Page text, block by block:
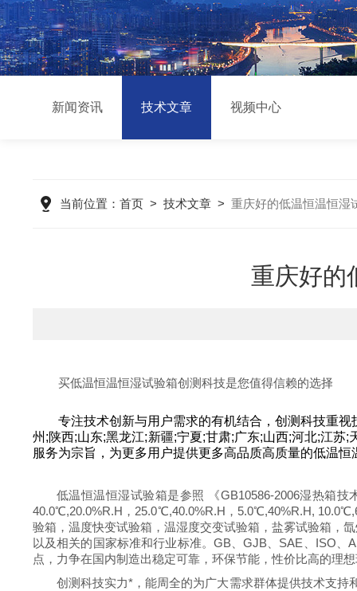
新闻资讯 技术文章 视频中心
当前位置： 首页> 技术文章> 重庆好的低温恒温恒湿
重庆好的
买低温恒温恒湿试验箱创测科技是您值得信赖的选择
专注技术创新与用户需求的有机结合，创测科技重
州;陕西;山东;黑龙江;新疆;宁夏;甘肃;广东;山西;河北;江
服务为宗旨，为更多用户提供更多高品质高质量的低温恒
低温恒温恒湿试验箱是参照 《GB10586-2006湿热箱
40.0℃,20.0%R.H，25.0℃,40.0%R.H，5.0℃,40%R.H,
验箱，温度快变试验箱，温湿度交变试验箱，盐雾试验箱，
以及相关的国家标准和行业标准。GB、GJB、SAE、ISO
点，力争在国内制造出稳定可靠，环保节能，性价比高的理
创测科技实力*，能周全的为广大需求群体提供技术支